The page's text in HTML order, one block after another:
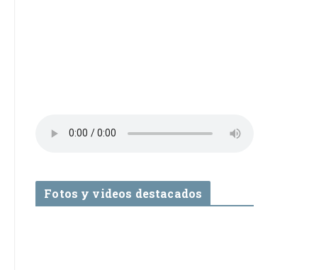
Fotos y videos destacados